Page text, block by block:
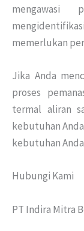
mengawasi
memerlukan
Jika Anda
proses
termal aliran
kebutuhan
kebutuhan
Hubungi Kami
PT Indira Mitra